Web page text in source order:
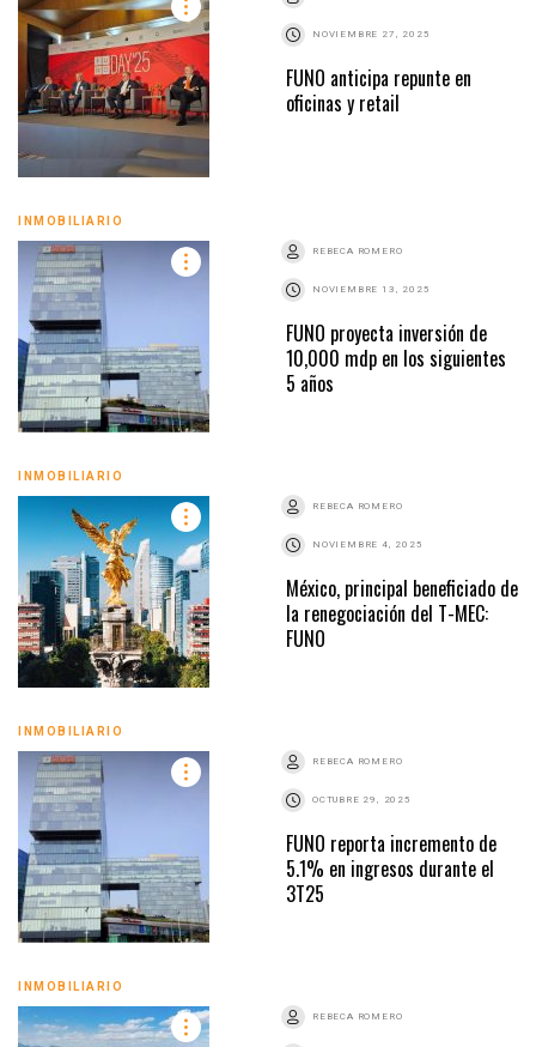
NOVIEMBRE 27, 2025
FUNO anticipa repunte en
oficinas y retail
INMOBILIARIO
REBECA ROMERO
NOVIEMBRE 13, 2025
FUNO proyecta inversión de
10,000 mdp en los siguientes
5 años
INMOBILIARIO
REBECA ROMERO
NOVIEMBRE 4, 2025
México, principal beneficiado de
la renegociación del T-MEC:
FUNO
INMOBILIARIO
REBECA ROMERO
OCTUBRE 29, 2025
FUNO reporta incremento de
5.1% en ingresos durante el
3T25
INMOBILIARIO
REBECA ROMERO